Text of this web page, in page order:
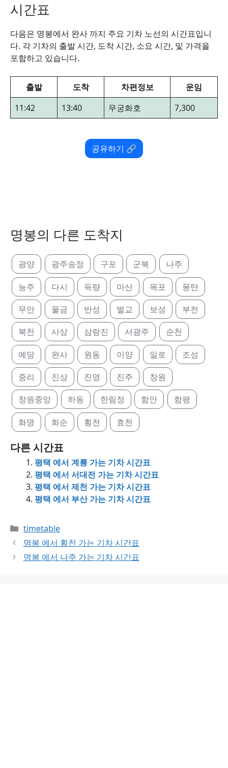
시간표
다음은 명봉에서 완사 까지 주요 기차 노선의 시간표입니
다. 각 기차의 출발 시간, 도착 시간, 소요 시간, 및 가격을
포함하고 있습니다.
출발 도착 차편정보
운임
11:42
13:40 무궁화호 7,300
공유하기 🔗
명봉의 다른 도착지
광양 광주송정 구포 군북 나주
능주 다시 득량 마산 목포 몽탄
무안 물금 반성 벌교 보성 부전
북천 사상 삼랑진 서광주 순천
예당 완사 원동 이양 일로 조성
중리 진상 진영 진주 창원
창원중앙 하동 한림정 함안 함평
화명 화순 횡천 효천
다른 시간표
평택 에서 계룡 가는 기차 시간표
평택 에서 서대전 가는 기차 시간표
평택 에서 제천 가는 기차 시간표
평택 에서 부산 가는 기차 시간표
Categories
timetable
명봉 에서 횡천 가는 기차 시간표
명봉 에서 나주 가는 기차 시간표